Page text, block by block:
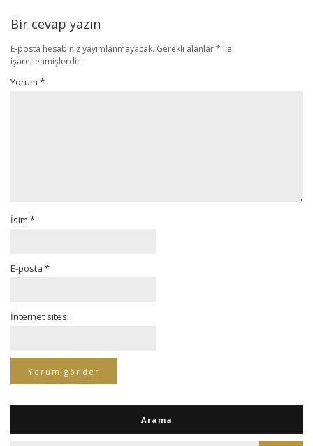
Bir cevap yazın
E-posta hesabınız yayımlanmayacak. Gerekli alanlar* ile
işaretlenmişlerdir
Yorum *
İsim *
E-posta *
İnternet sitesi
Arama